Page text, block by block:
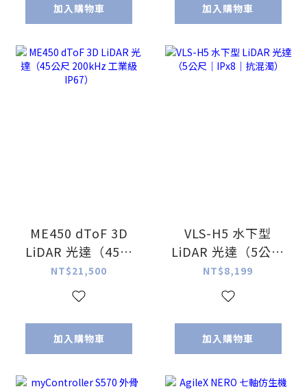
加入購物車 加入購物車
ME450 dToF 3D
LiDAR 光達（45公
尺 200kHz 工業級
IP67）
NT$21,500
加入購物車
VLS-H5 水下型
LiDAR 光達（5公尺
｜IPx8｜抗混濁）
NT$8,199
加入購物車